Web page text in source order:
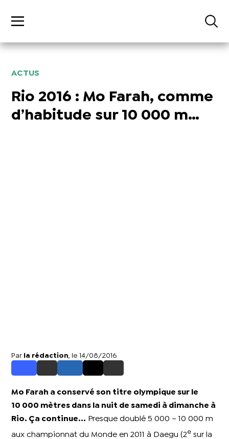
ACTUS
Rio 2016 : Mo Farah, comme
d’habitude sur 10 000 m…
Par la rédaction , le 14/08/2016
Mo Farah a conservé son titre olympique sur le
10 000 mètres dans la nuit de samedi à dimanche à
Rio. Ça continue...
Presque doublé 5 000 – 10 000 m
aux championnat du Monde en 2011 à Daegu (2e sur la